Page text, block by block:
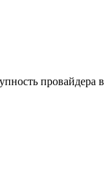
провайдера